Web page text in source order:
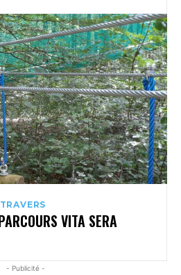
VITA SERA
- Publicité -